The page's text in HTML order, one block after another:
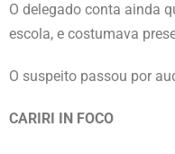
O delegado conta ainda
escola, e costumava
O suspeito passou por
CARIRI IN FOCO